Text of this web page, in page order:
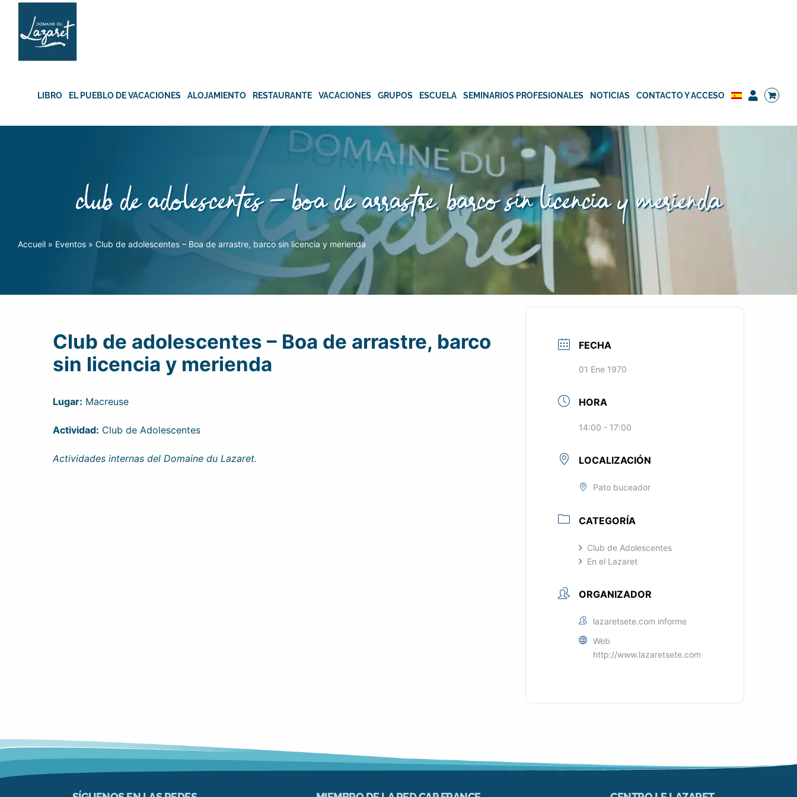
Skip
content
LIBRO EL PUEBLO DE VACACIONES ALOJAMIENTO RESTAURANTE VACACIONES GRUPOS ESCUELA SEMINARIOS PROFESIONALES NOTICIAS CONTACTO Y ACCESO
club de adolescentes – boa de arrastre, barco sin licencia y merienda
Accueil» Eventos» Club de adolescentes – Boa de arrastre, barco sin licencia y merienda
Club de adolescentes – Boa de arrastre, barco
sin licencia y merienda
Lugar: Macreuse
Actividad: Club de Adolescentes
Actividades internas del Domaine du Lazaret.
FECHA
01 Ene 1970
HORA
14:00 - 17:00
LOCALIZACIÓN
Pato buceador
CATEGORÍA
Club de Adolescentes
En el Lazaret
ORGANIZADOR
lazaretsete.com informe
Web
http://www.lazaretsete.com